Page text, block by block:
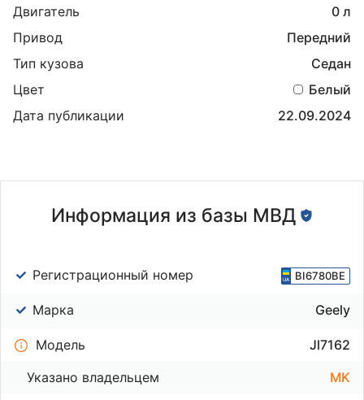
Двигатель
0 л
Привод
Передний
Тип кузова
Седан
Цвет
Белый
Дата публикации
22.09.2024
Информация из базы МВД
Регистрационный номер ВІ6780ВЕ
Марка Geely
Модель
Jl7162
Указано владельцем
MK